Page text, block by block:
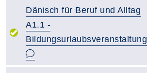
Dänisch für Beruf und Alltag
A1.1 -
Bildungsurlaubsveranstaltung